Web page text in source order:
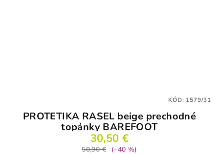
PROTETIKA RASEL beige prechodné
topánky BAREFOOT
30,50 €
50,90 €
(–40 %)
KÓD: 1579/31